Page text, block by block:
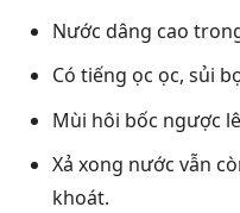
Nước dâng cao
Có tiếng ọc ọc, sủi
Mùi hôi bốc ngược
Xả xong nước vẫn
khoát.